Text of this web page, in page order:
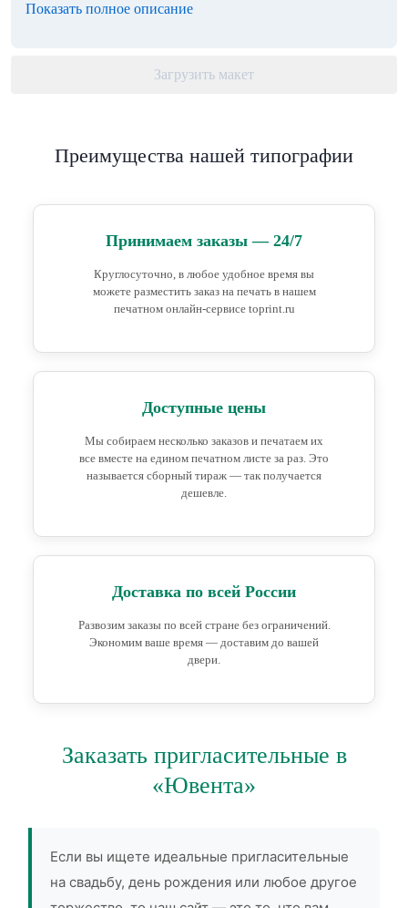
Показать полное описание
Загрузить макет
Преимущества нашей типографии
Принимаем заказы — 24/7
Круглосуточно, в любое удобное время вы
можете разместить заказ на печать в нашем
печатном онлайн-сервисе toprint.ru
Доступные цены
Мы собираем несколько заказов и печатаем их
все вместе на едином печатном листе за раз. Это
называется сборный тираж — так получается
дешевле.
Доставка по всей России
Развозим заказы по всей стране без ограничений.
Экономим ваше время — доставим до вашей
двери.
Заказать пригласительные в
«Ювента»
Если вы ищете идеальные пригласительные
на свадьбу, день рождения или любое другое